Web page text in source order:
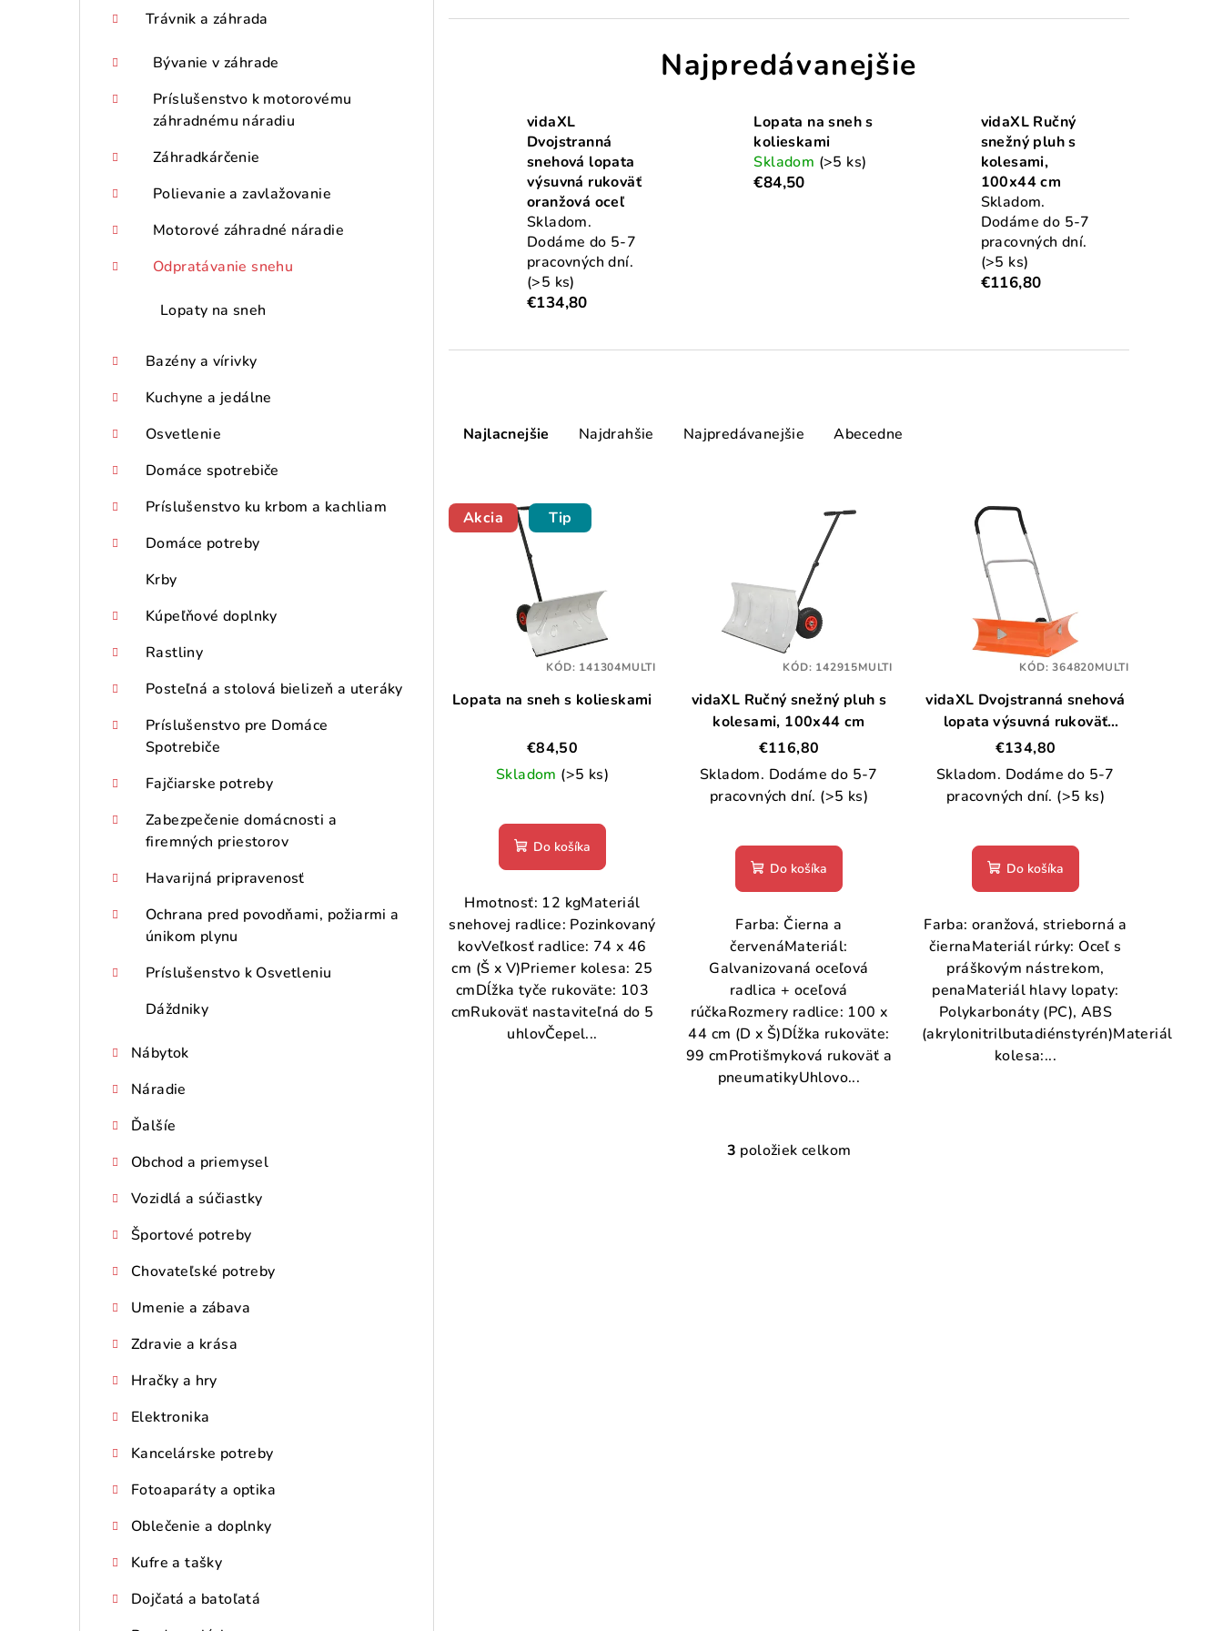
Trávnik a záhrada
Bývanie v záhrade
Príslušenstvo k motorovému
záhradnému náradiu
Záhradkárčenie
Polievanie a zavlažovanie
Motorové záhradné náradie
Odpratávanie snehu
Lopaty na sneh
Bazény a vírivky
Kuchyne a jedálne
Osvetlenie
Domáce spotrebiče
Príslušenstvo ku krbom a kachliam
Domáce potreby
Krby
Kúpeľňové doplnky
Rastliny
Posteľná a stolová bielizeň a uteráky
Príslušenstvo pre Domáce
Spotrebiče
Fajčiarske potreby
Zabezpečenie domácnosti a
firemných priestorov
Havarijná pripravenosť
Ochrana pred povodňami, požiarmi a
únikom plynu
Príslušenstvo k Osvetleniu
Dáždniky
Nábytok
Náradie
Ďalšíe
Obchod a priemysel
Vozidlá a súčiastky
Športové potreby
Chovateľské potreby
Umenie a zábava
Zdravie a krása
Hračky a hry
Elektronika
Kancelárske potreby
Fotoaparáty a optika
Oblečenie a doplnky
Kufre a tašky
Dojčatá a batoľatá
Najpredávanejšie
vidaXL
Dvojstranná
snehová lopata
výsuvná rukoväť
oranžová oceľ
Skladom.
Dodáme do 5-7
pracovných dní.
(>5 ks)
€134,80
Lopata na sneh s
kolieskami
Skladom (>5 ks)
€84,50
vidaXL Ručný
snežný pluh s
kolesami,
100x44 cm
Skladom.
Dodáme do 5-7
pracovných dní.
(>5 ks)
€116,80
a
e
r
o
v
Najlacnejšie Najdrahšie Najpredávanejšie Abecedne
V
ý
r
o
v
Akcia Tip
Lopata na sneh s kolieskami
€84,50
Skladom (>5 ks)
hodnotenie
produktu
je
5,0
5
hviezdičiek.
Do košíka
Hmotnosť: 12 kgMateriál
snehovej radlice: Pozinkovaný
kovVeľkosť radlice: 74 x 46
cm (Š x V)Priemer kolesa: 25
cmDĺžka tyče rukoväte: 103
cmRukoväť nastaviteľná do 5
uhlovČepel...
KÓD: 141304MULTI
vidaXL Ručný snežný pluh s
kolesami, 100x44 cm
€116,80
Skladom. Dodáme do 5-7
pracovných dní. (>5 ks)
Do košíka
Farba: Čierna a
červenáMateriál:
Galvanizovaná oceľová
radlica + oceľová
rúčkaRozmery radlice: 100 x
44 cm (D x Š)Dĺžka rukoväte:
99 cmProtišmyková rukoväť a
pneumatikyUhlovo...
KÓD: 142915MULTI
vidaXL Dvojstranná snehová
lopata výsuvná rukoväť
oranžová oceľ
€134,80
Skladom. Dodáme do 5-7
pracovných dní. (>5 ks)
Do košíka
Farba: oranžová, strieborná a
čiernaMateriál rúrky: Oceľ s
práškovým nástrekom,
penaMateriál hlavy lopaty:
Polykarbonáty (PC), ABS
(akrylonitrilbutadiénstyrén)Materiál
kolesa:...
KÓD:364820MULTI
O
3 položiek celkom